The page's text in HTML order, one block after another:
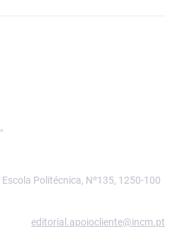
Politécnica, Nº135, 1250-100
editorial.apoiocliente@incm.pt